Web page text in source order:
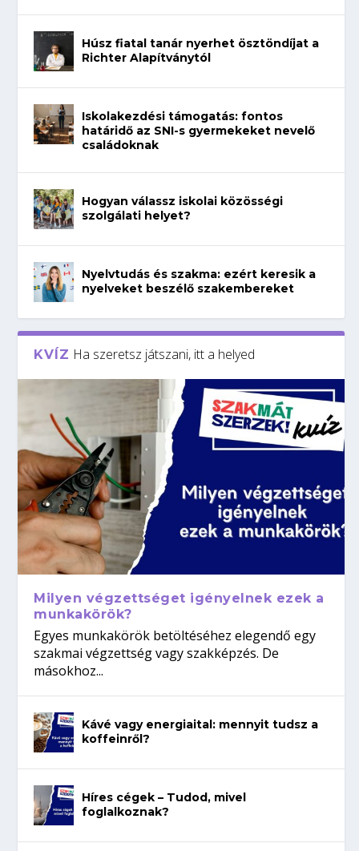
Húsz fiatal tanár nyerhet ösztöndíjat a
Richter Alapítványtól
Iskolakezdési támogatás: fontos
határidő az SNI-s gyermekeket nevelő
családoknak
Hogyan válassz iskolai közösségi
szolgálati helyet?
Nyelvtudás és szakma: ezért keresik a
nyelveket beszélő szakembereket
KVÍZ Ha szeretsz játszani, itt a helyed
Milyen végzettséget igényelnek ezek a
munkakörök?
Egyes munkakörök betöltéséhez elegendő egy
szakmai végzettség vagy szakképzés. De
másokhoz...
Kávé vagy energiaital: mennyit tudsz a
koffeinről?
Híres cégek – Tudod, mivel
foglalkoznak?